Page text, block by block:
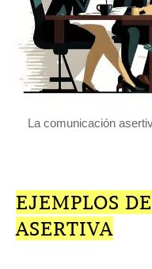
La comunicación
EJEMPLOS
ASERTIVA